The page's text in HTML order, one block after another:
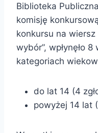
Biblioteka
komisję
konkursu na wiersz
wybór”, wpłynęło
kategoriach
do lat 14 (4
powyżej 14 lat